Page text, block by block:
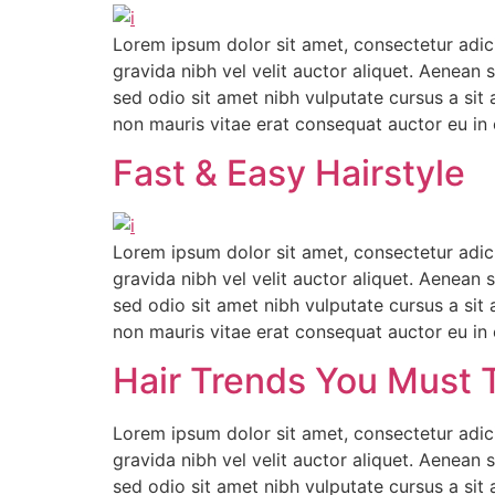
Lorem ipsum dolor sit amet, consectetur
gravida nibh vel velit auctor aliquet. Aenean
sed odio sit amet nibh vulputate cursus a
non mauris vitae erat consequat auctor eu in
Fast & Easy Hairstyle
Lorem ipsum dolor sit amet, consectetur
gravida nibh vel velit auctor aliquet. Aenean
sed odio sit amet nibh vulputate cursus a
non mauris vitae erat consequat auctor eu in
Hair Trends You Must
Lorem ipsum dolor sit amet, consectetur
gravida nibh vel velit auctor aliquet. Aenean
sed odio sit amet nibh vulputate cursus a